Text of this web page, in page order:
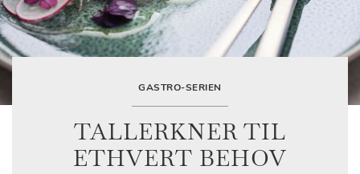
GASTRO-SERIEN
TALLERKNER TIL
ETHVERT BEHOV